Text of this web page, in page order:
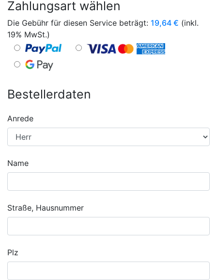
Zahlungsart wählen
Die Gebühr für diesen Service beträgt: 19,64 € (inkl.
19% MwSt.)
Bestellerdaten
Anrede
Name
Straße, Hausnummer
Plz